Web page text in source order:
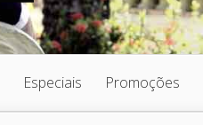
Especiais Promoções